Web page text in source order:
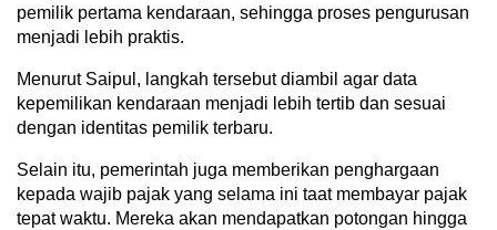
pemilik pertama kendaraan, sehingga proses pengurusan
menjadi lebih praktis.
Menurut Saipul, langkah tersebut diambil agar data
kepemilikan kendaraan menjadi lebih tertib dan sesuai
dengan identitas pemilik terbaru.
Selain itu, pemerintah juga memberikan penghargaan
kepada wajib pajak yang selama ini taat membayar pajak
tepat waktu. Mereka akan mendapatkan potongan hingga